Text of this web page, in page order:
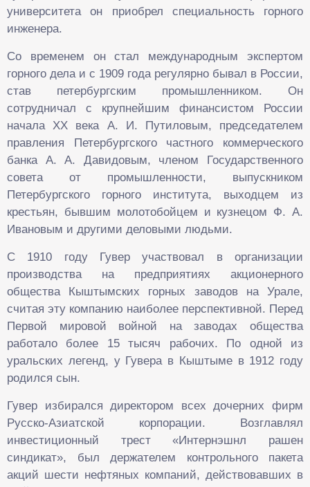
университета он приобрел специальность горного
инженера.
Со временем он стал международным экспертом
горного дела и с 1909 года регулярно бывал в России,
став петербургским промышленником. Он
сотрудничал с крупнейшим финансистом России
начала XX века А. И. Путиловым, председателем
правления Петербургского частного коммерческого
банка А. А. Давидовым, членом Государственного
совета от промышленности, выпускником
Петербургского горного института, выходцем из
крестьян, бывшим молотобойцем и кузнецом Ф. А.
Ивановым и другими деловыми людьми.
С 1910 году Гувер участвовал в организации
производства на предприятиях акционерного
общества Кыштымских горных заводов на Урале,
считая эту компанию наиболее перспективной. Перед
Первой мировой войной на заводах общества
работало более 15 тысяч рабочих. По одной из
уральских легенд, у Гувера в Кыштыме в 1912 году
родился сын.
Гувер избирался директором всех дочерних фирм
Русско-Азиатской корпорации. Возглавлял
инвестиционный трест «Интернэшнл рашен
синдикат», был держателем контрольного пакета
акций шести нефтяных компаний, действовавших в